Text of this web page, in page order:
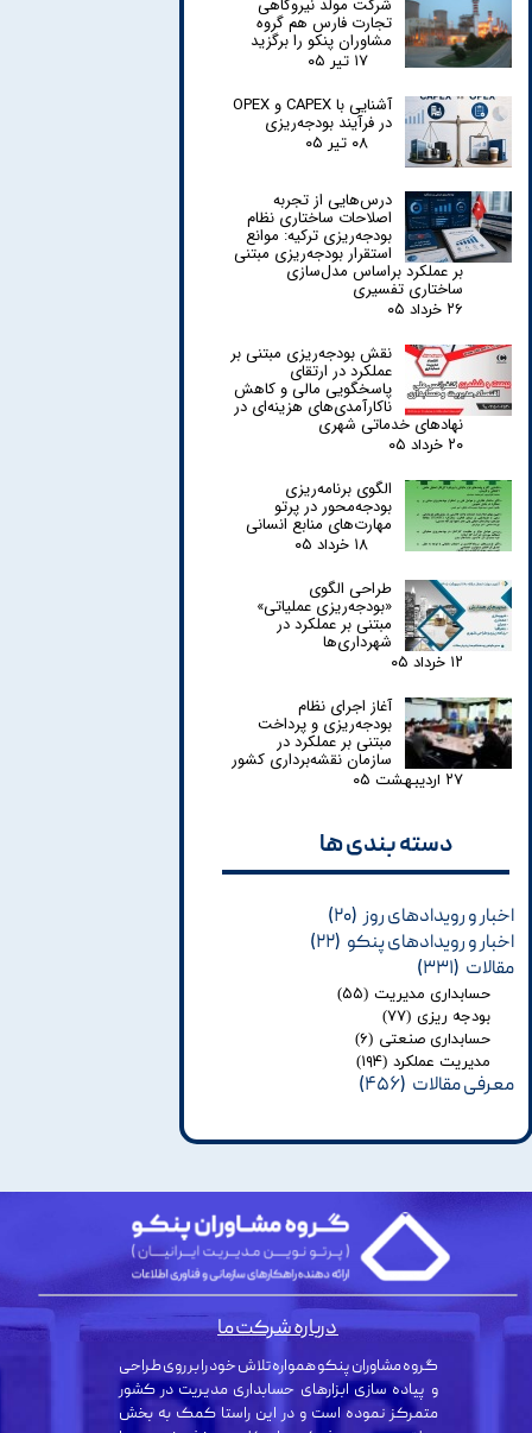
شرکت مولد نیروگاهی
تجارت فارس هم گروه
مشاوران پنکو را برگزید
۱۷ تیر ۰۵
آشنایی با CAPEX و OPEX
در فرآیند بودجه‌ریزی
۰۸ تیر ۰۵
درس‌هایی از تجربه
اصلاحات ساختاری نظام
بودجه‌ریزی ترکیه: موانع
استقرار بودجه‌ریزی مبتنی
بر عملکرد براساس مدل‌سازی
ساختاری تفسیری
۲۶ خرداد ۰۵
نقش بودجه‌ریزی مبتنی بر
عملکرد در ارتقای
پاسخگویی مالی و کاهش
ناکارآمدی‌های هزینه‌ای در
نهادهای خدماتی شهری
۲۰ خرداد ۰۵
الگوی برنامه‌ریزی
بودجه‌محور در پرتو
مهارت‌های منابع انسانی
۱۸ خرداد ۰۵
طراحی الگوی
«بودجه‌ریزی عملیاتی»
مبتنی بر عملکرد در
شهرداری‌ها
۱۲ خرداد ۰۵
آغاز اجرای نظام
بودجه‌ریزی و پرداخت
مبتنی بر عملکرد در
سازمان نقشه‌برداری کشور
۲۷ اردیبهشت ۰۵
دسته بندی ها​​​​​​​
اخبار و رویدادهای روز (۲۰)
اخبار و رویدادهای پنکو (۲۲)
مقالات (۳۳۱)
حسابداری مدیریت (۵۵)
بودجه ریزی (۷۷)
حسابداری صنعتی (۶)
مدیریت عملکرد (۱۹۴)
معرفی مقالات (۴۵۶)
گروه مشاوران پنکو همواره تلاش خود را بر روی طراحی
و پیاده سازی ابزارهای حسابداری مدیریت در کشور
متمرکز نموده است و در این راستا کمک به بخش
درباره شرکت ما